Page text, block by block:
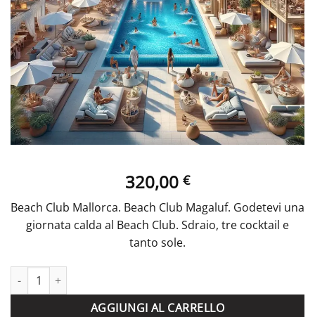
320,00 €
Beach Club Mallorca. Beach Club Magaluf. Godetevi una
giornata calda al Beach Club. Sdraio, tre cocktail e
tanto sole.
Mallorca Beach Club quantità
AGGIUNGI AL CARRELLO